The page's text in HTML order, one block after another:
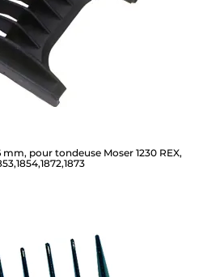
pour tondeuse Moser 1230 REX,